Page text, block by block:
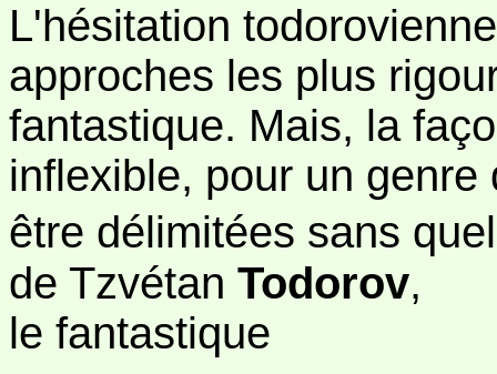
L'hésitation
approches les plus
fantastique. Mais, la
inflexible, pour un
être délimitées sans
de Tzvétan Todorov,
le fantastique